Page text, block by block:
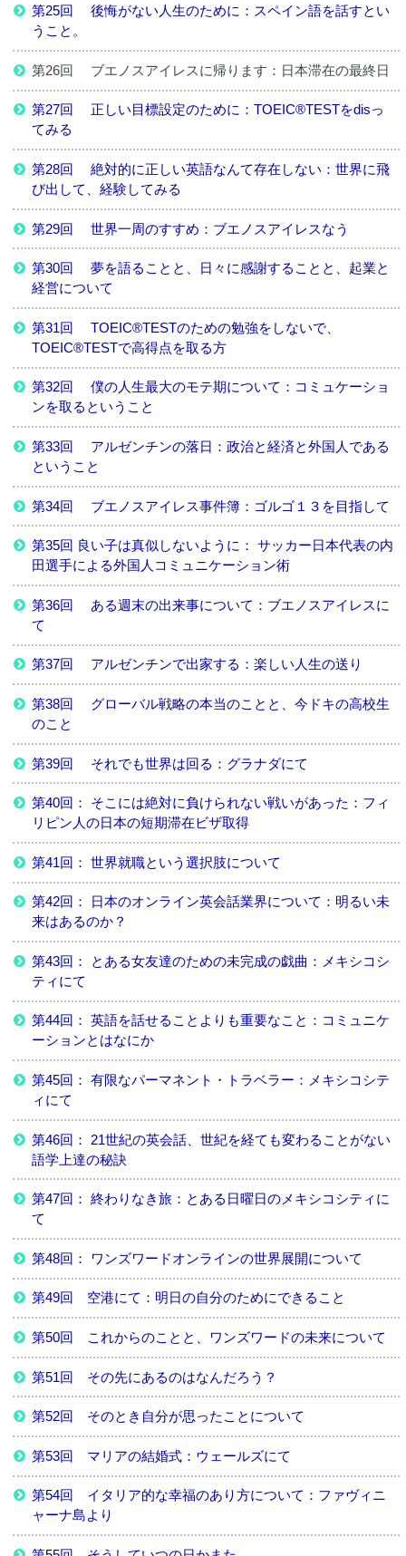
第25回 後悔がない人生のために：スペイン語を話すとい
うこと。
第26回 ブエノスアイレスに帰ります：日本滞在の最終日
第27回 正しい目標設定のために：TOEIC®TESTをdisっ
てみる
第28回 絶対的に正しい英語なんて存在しない：世界に飛
び出して、経験してみる
第29回 世界一周のすすめ：ブエノスアイレスなう
第30回 夢を語ることと、日々に感謝することと、起業と
経営について
第31回 TOEIC®TESTのための勉強をしないで、
TOEIC®TESTで高得点を取る方
第32回 僕の人生最大のモテ期について：コミュケーショ
ンを取るということ
第33回 アルゼンチンの落日：政治と経済と外国人である
ということ
第34回 ブエノスアイレス事件簿：ゴルゴ１３を目指して
第35回 良い子は真似しないように： サッカー日本代表の内
田選手による外国人コミュニケーション術
第36回 ある週末の出来事について：ブエノスアイレスに
て
第37回 アルゼンチンで出家する：楽しい人生の送り
第38回 グローバル戦略の本当のことと、今ドキの高校生
のこと
第39回 それでも世界は回る：グラナダにて
第40回： そこには絶対に負けられない戦いがあった：フィ
リピン人の日本の短期滞在ビザ取得
第41回： 世界就職という選択肢について
第42回： 日本のオンライン英会話業界について：明るい未
来はあるのか？
第43回： とある女友達のための未完成の戯曲：メキシコシ
ティにて
第44回： 英語を話せることよりも重要なこと：コミュニケ
ーションとはなにか
第45回： 有限なパーマネント・トラベラー：メキシコシテ
ィにて
第46回： 21世紀の英会話、世紀を経ても変わることがない
語学上達の秘訣
第47回： 終わりなき旅：とある日曜日のメキシコシティに
て
第48回： ワンズワードオンラインの世界展開について
第49回 空港にて：明日の自分のためにできること
第50回 これからのことと、ワンズワードの未来について
第51回 その先にあるのはなんだろう？
第52回 そのとき自分が思ったことについて
第53回 マリアの結婚式：ウェールズにて
第54回 イタリア的な幸福のあり方について：ファヴィニ
ャーナ島より